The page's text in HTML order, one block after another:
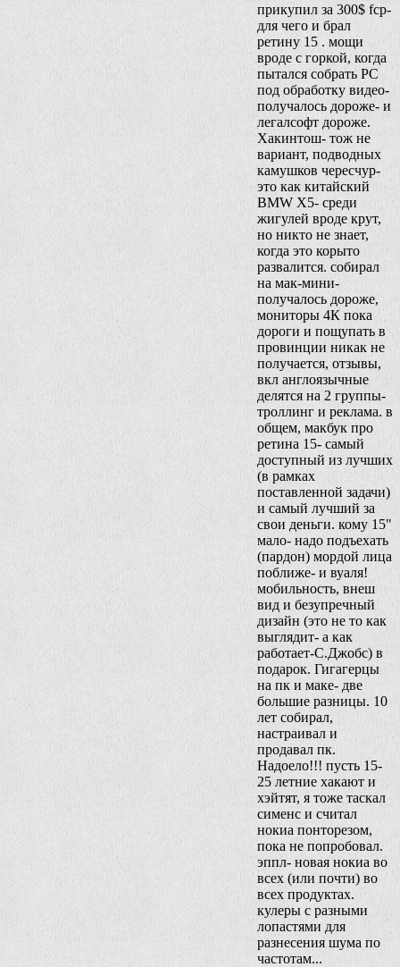
прикупил за 300$ fcp-
для чего и брал
ретину 15 . мощи
вроде с горкой, когда
пытался собрать PC
под обработку видео-
получалось дороже- и
легалсофт дороже.
Хакинтош- тож не
вариант, подводных
камушков чересчур-
это как китайский
BMW X5- среди
жигулей вроде крут,
но никто не знает,
когда это корыто
развалится. собирал
на мак-мини-
получалось дороже,
мониторы 4К пока
дороги и пощупать в
провинции никак не
получается, отзывы,
вкл англоязычные
делятся на 2 группы-
троллинг и реклама. в
общем, макбук про
ретина 15- самый
доступный из лучших
(в рамках
поставленной задачи)
и самый лучший за
свои деньги. кому 15"
мало- надо подъехать
(пардон) мордой лица
поближе- и вуаля!
мобильность, внеш
вид и безупречный
дизайн (это не то как
выглядит- а как
работает-С.Джобс) в
подарок. Гигагерцы
на пк и маке- две
большие разницы. 10
лет собирал,
настраивал и
продавал пк.
Надоело!!! пусть 15-
25 летние хакают и
хэйтят, я тоже таскал
сименс и считал
нокиа понторезом,
пока не попробовал.
эппл- новая нокиа во
всех (или почти) во
всех продуктах.
кулеры с разными
лопастями для
разнесения шума по
частотам...